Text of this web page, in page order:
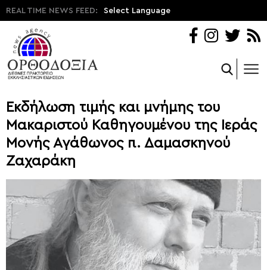
REAL TIME NEWS FEED: Select Language
Εκδήλωση τιμής και μνήμης του
Μακαριστού Καθηγουμένου της Ιεράς
Μονής Αγάθωνος π. Δαμασκηνού
Ζαχαράκη